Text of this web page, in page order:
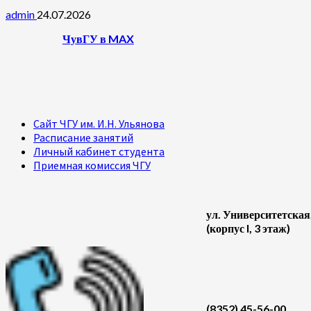
admin 24.07.2026
ЧувГУ в MAX
Сайт ЧГУ им. И.Н. Ульянова
Расписание занятий
Личный кабинет студента
Приемная комиссия ЧГУ
ул.
(корпус I, 3 этаж)
(8352) 45-56-00